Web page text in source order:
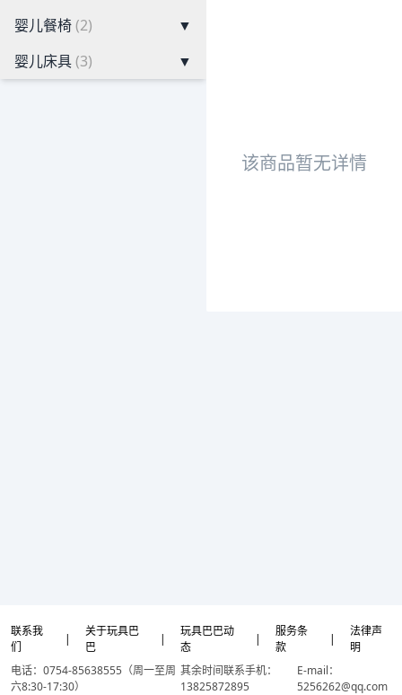
婴儿餐椅(2)
▼
婴儿床具(3) ▼
该商品暂无详情
联系我
们
|
关于玩具巴
巴
|
玩具巴巴动
态
|
服务条
款
|
法律声
明
电话：0754-85638555（周一至周
六8:30-17:30）
其余时间联系手机：
13825872895
E-mail：
5256262@qq.com